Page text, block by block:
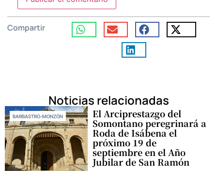
Compartir
Noticias relacionadas
BARBASTRO-MONZÓN El Arciprestazgo del
Somontano peregrinará a
Roda de Isábena el
próximo 19 de
septiembre en el Año
Jubilar de San Ramón